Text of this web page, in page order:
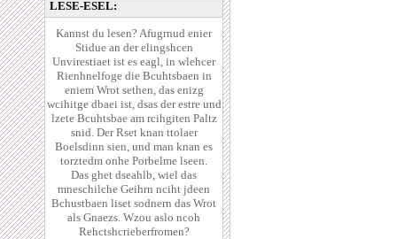
LESE-ESEL:
Kannst du lesen? Afugrnud enier
Stidue an der elingshcen
Unvirestiaet ist es eagl, in wlehcer
Rienhnelfoge die Bcuhtsbaen in
eniem Wrot sethen, das enizg
wcihitge dbaei ist, dsas der estre und
lzete Bcuhtsbae am rcihgiten Paltz
snid. Der Rset knan ttolaer
Boelsdinn sien, und man knan es
torztedm onhe Porbelme lseen.
Das ghet dseahlb, wiel das
mneschilche Geihrn nciht jdeen
Bchustbaen liset sodnern das Wrot
als Gnaezs. Wzou aslo ncoh
Rehctshcrieberfromen?